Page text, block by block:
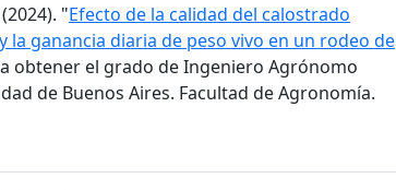
"Efecto de la calidad del calostrado
la ganancia diaria de peso vivo en un rodeo de
obtener el grado de Ingeniero Agrónomo
de Buenos Aires. Facultad de Agronomía.